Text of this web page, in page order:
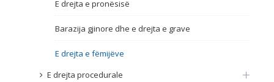
E drejta e pronësisë
Barazija gjinore dhe e drejta e grave
E drejta e fëmijëve
E drejta procedurale